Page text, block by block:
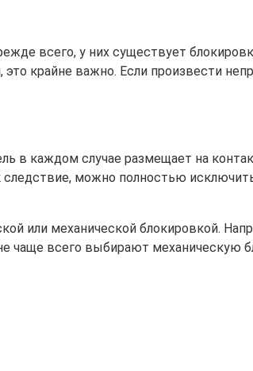
всего, у них существует
крайне важно. Если произвести
в каждом случае размещает на
можно полностью
или механической блокировкой.
чаще всего выбирают механическую